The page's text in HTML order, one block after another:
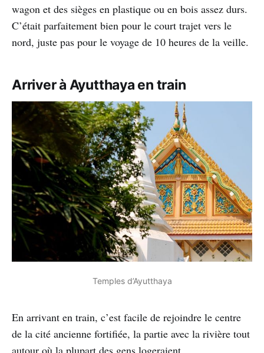
wagon et des sièges en plastique ou en bois assez durs.
C’était parfaitement bien pour le court trajet vers le
nord, juste pas pour le voyage de 10 heures de la veille.
Arriver à Ayutthaya en train
Temples d’Ayutthaya
En arrivant en train, c’est facile de rejoindre le centre
de la cité ancienne fortifiée, la partie avec la rivière tout